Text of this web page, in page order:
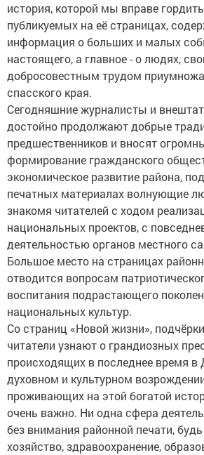
история, которой мы вправе
публикуемых на её страницах,
информация о больших и малых
настоящего, а главное - о людях,
добросовестным трудом
спасского края.
Сегодняшние журналисты и
достойно продолжают добрые
предшественников и вносят
формирование гражданского
экономическое развитие района,
печатных материалах волнующие
знакомя читателей с ходом
национальных проектов, с
деятельностью органов местного
Большое место на страницах
отводится вопросам
воспитания подрастающего
национальных культур.
Со страниц «Новой жизни»,
читатели узнают о грандиозных
происходящих в последнее время в
духовном и культурном
проживающих на этой богатой
очень важно. Ни одна сфера
без внимания районной печати,
хозяйство, здравоохранение,